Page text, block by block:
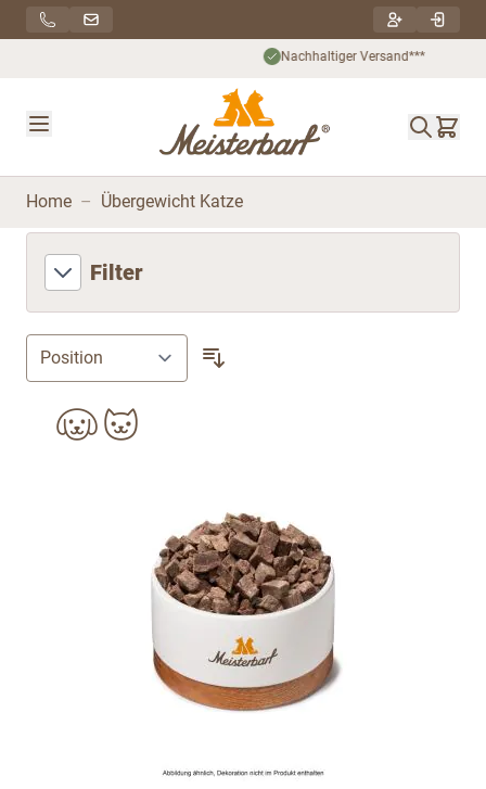
Direkt zum Inhalt
Nachhaltiger Versand***
Home – Übergewicht Katze
Filter